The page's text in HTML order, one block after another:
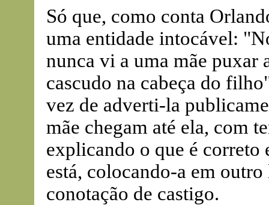
Só que, como conta
uma entidade intocável:
nunca vi a uma mãe puxar
cascudo na cabeça do
vez de adverti-la
mãe chegam até ela, com
explicando o que é correto
está, colocando-a em
conotação de castigo.